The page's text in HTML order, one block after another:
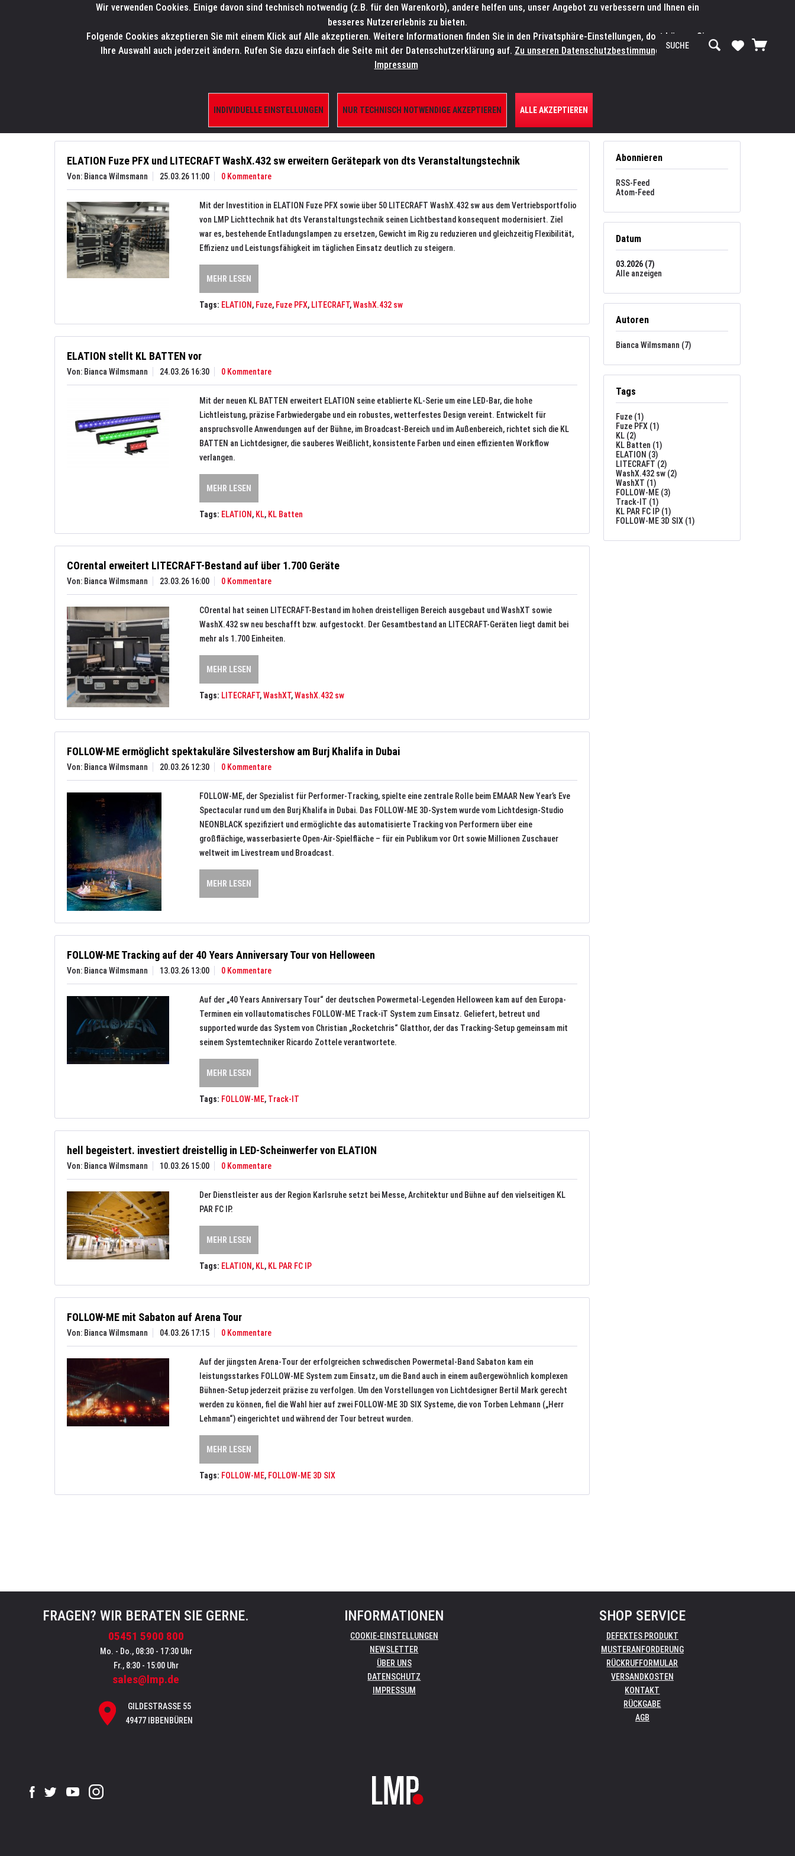
SALES-HOTLINE: +49 5451 5900-800 24/7: sales@lmp.de SERVICE-WERKSTATT Service/Hilfe
HOME PRODUKTE/SHOP MARKEN AKTUELLES SERVICE ÜBER UNS
Abonnieren
RSS-Feed
Atom-Feed
Datum
03.2026 (7)
Alle anzeigen
Autoren
Bianca Wilmsmann (7)
Tags
Fuze (1)
Fuze PFX (1)
KL (2)
KL Batten (1)
ELATION (3)
LITECRAFT (2)
WashX.432 sw (2)
WashXT (1)
FOLLOW-ME (3)
Track-IT (1)
KL PAR FC IP (1)
FOLLOW-ME 3D SIX (1)
ELATION Fuze PFX und LITECRAFT WashX.432 sw erweitern Gerätepark von dts Veranstaltungstechnik
Von: Bianca Wilmsmann 25.03.26 11:00 0 Kommentare
Mit der Investition in ELATION Fuze PFX sowie über 50 LITECRAFT WashX.432 sw aus dem Vertriebsportfolio
von LMP Lichttechnik hat dts Veranstaltungstechnik seinen Lichtbestand konsequent modernisiert. Ziel
war es, bestehende Entladungslampen zu ersetzen, Gewicht im Rig zu reduzieren und gleichzeitig Flexibilität,
Effizienz und Leistungsfähigkeit im täglichen Einsatz deutlich zu steigern.
MEHR LESEN
Tags: ELATION , Fuze, Fuze PFX, LITECRAFT,WashX.432 sw
ELATION stellt KL BATTEN vor
Von: Bianca Wilmsmann 24.03.26 16:30 0 Kommentare
Mit der neuen KL BATTEN erweitert ELATION seine etablierte KL-Serie um eine LED-Bar, die hohe
Lichtleistung, präzise Farbwiedergabe und ein robustes, wetterfestes Design vereint. Entwickelt für
anspruchsvolle Anwendungen auf der Bühne, im Broadcast-Bereich und im Außenbereich, richtet sich die KL
BATTEN an Lichtdesigner, die sauberes Weißlicht, konsistente Farben und einen effizienten Workflow
verlangen.
MEHR LESEN
Tags: ELATION , KL, KL Batten
COrental erweitert LITECRAFT-Bestand auf über 1.700 Geräte
Von: Bianca Wilmsmann 23.03.26 16:00 0 Kommentare
COrental hat seinen LITECRAFT-Bestand im hohen dreistelligen Bereich ausgebaut und WashXT sowie
WashX.432 sw neu beschafft bzw. aufgestockt. Der Gesamtbestand an LITECRAFT-Geräten liegt damit bei
mehr als 1.700 Einheiten.
MEHR LESEN
Tags: LITECRAFT,WashXT,WashX.432 sw
FOLLOW-ME ermöglicht spektakuläre Silvestershow am Burj Khalifa in Dubai
Von: Bianca Wilmsmann 20.03.26 12:30 0 Kommentare
FOLLOW-ME, der Spezialist für Performer-Tracking, spielte eine zentrale Rolle beim EMAAR New Year’s Eve
Spectacular rund um den Burj Khalifa in Dubai. Das FOLLOW-ME 3D-System wurde vom Lichtdesign-Studio
NEONBLACK spezifiziert und ermöglichte das automatisierte Tracking von Performern über eine
großflächige, wasserbasierte Open-Air-Spielfläche – für ein Publikum vor Ort sowie Millionen Zuschauer
weltweit im Livestream und Broadcast.
MEHR LESEN
FOLLOW-ME Tracking auf der 40 Years Anniversary Tour von Helloween
Von: Bianca Wilmsmann 13.03.26 13:00 0 Kommentare
Auf der „40 Years Anniversary Tour“ der deutschen Powermetal-Legenden Helloween kam auf den Europa-
Terminen ein vollautomatisches FOLLOW-ME Track-iT System zum Einsatz. Geliefert, betreut und
supported wurde das System von Christian „Rocketchris“ Glatthor, der das Tracking-Setup gemeinsam mit
seinem Systemtechniker Ricardo Zottele verantwortete.
MEHR LESEN
Tags: FOLLOW-ME, Track-IT
hell begeistert. investiert dreistellig in LED-Scheinwerfer von ELATION
Von: Bianca Wilmsmann 10.03.26 15:00 0 Kommentare
Der Dienstleister aus der Region Karlsruhe setzt bei Messe, Architektur und Bühne auf den vielseitigen KL
PAR FC IP.
MEHR LESEN
Tags: ELATION , KL, KL PAR FC IP
FOLLOW-ME mit Sabaton auf Arena Tour
Von: Bianca Wilmsmann 04.03.26 17:15 0 Kommentare
Auf der jüngsten Arena-Tour der erfolgreichen schwedischen Powermetal-Band Sabaton kam ein
leistungsstarkes FOLLOW-ME System zum Einsatz, um die Band auch in einem außergewöhnlich komplexen
Bühnen-Setup jederzeit präzise zu verfolgen. Um den Vorstellungen von Lichtdesigner Bertil Mark gerecht
werden zu können, fiel die Wahl hier auf zwei FOLLOW-ME 3D SIX Systeme, die von Torben Lehmann („Herr
Lehmann“) eingerichtet und während der Tour betreut wurden.
MEHR LESEN
Tags: FOLLOW-ME, FOLLOW-ME 3D SIX
FRAGEN? WIR BERATEN SIE GERNE.
05451 5900 800
Mo. - Do., 08:30 - 17:30 Uhr
Fr., 8:30 - 15:00 Uhr
sales@lmp.de
GILDESTRASSE 55
49477 IBBENBÜREN
INFORMATIONEN
COOKIE-EINSTELLUNGEN
NEWSLETTER
ÜBER UNS
DATENSCHUTZ
IMPRESSUM
SHOP SERVICE
DEFEKTES PRODUKT
MUSTERANFORDERUNG
RÜCKRUFFORMULAR
VERSANDKOSTEN
KONTAKT
RÜCKGABE
AGB
Wir verwenden Cookies. Einige davon sind technisch notwendig (z.B. für den Warenkorb), andere helfen uns, unser Angebot zu verbessern und Ihnen ein
besseres Nutzererlebnis zu bieten.
Folgende Cookies akzeptieren Sie mit einem Klick auf Alle akzeptieren. Weitere Informationen finden Sie in den Privatsphäre-Einstellungen, dort können Sie
Ihre Auswahl auch jederzeit ändern. Rufen Sie dazu einfach die Seite mit der Datenschutzerklärung auf. Zu unseren Datenschutzbestimmungen. Zum
Impressum
INDIVIDUELLE EINSTELLUNGEN NUR TECHNISCH NOTWENDIGE AKZEPTIEREN ALLE AKZEPTIEREN